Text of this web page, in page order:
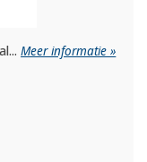
Meer informatie »